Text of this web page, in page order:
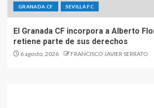
GRANADA CF SEVILLA FC
El Granada CF incorpora a Alberto
retiene parte de sus derechos
6 agosto, 2026 FRANCISCO JAVIER SERRATO